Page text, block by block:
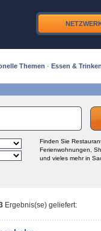
Themen · Essen &
Finden Sie
Ferienwohnungen,
und vieles mehr in
Ergebnis(se) geliefert: